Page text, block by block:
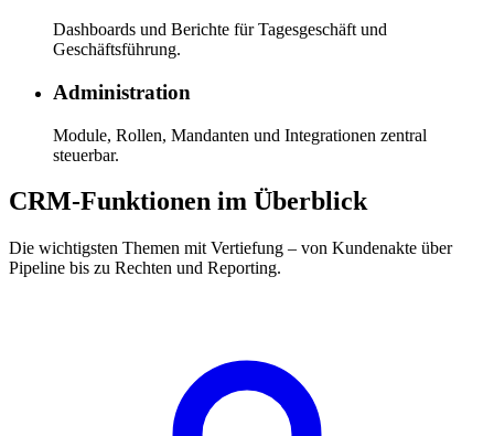
Dashboards und Berichte für Tagesgeschäft und
Geschäftsführung.
Administration
Module, Rollen, Mandanten und Integrationen zentral
steuerbar.
CRM-Funktionen im Überblick
Die wichtigsten Themen mit Vertiefung – von Kundenakte über
Pipeline bis zu Rechten und Reporting.